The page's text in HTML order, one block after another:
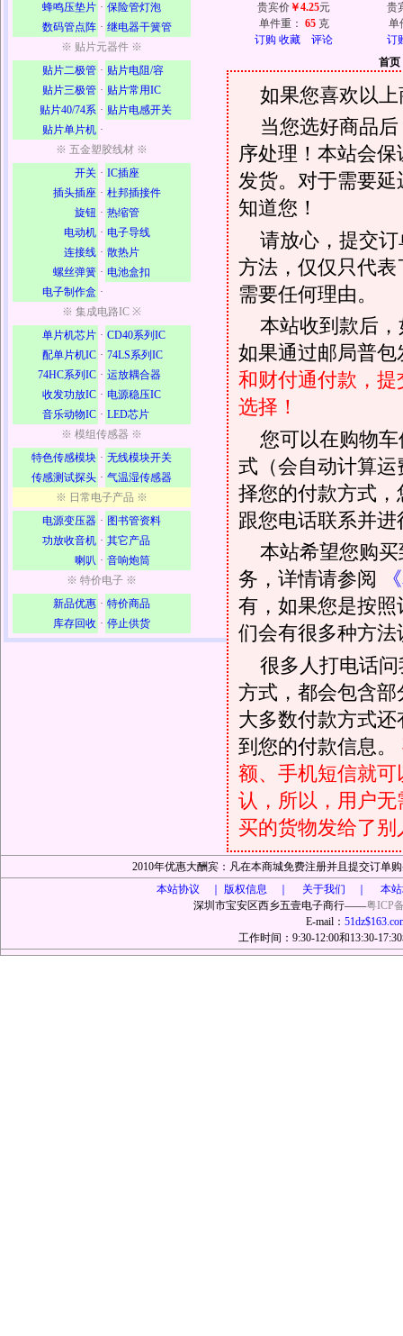
蜂鸣压垫片 · 保险管灯泡
数码管点阵 · 继电器干簧管
※ 贴片元器件 ※
贴片二极管 · 贴片电阻/容
贴片三极管 · 贴片常用IC
贴片40/74系 · 贴片电感开关
贴片单片机 ·
※ 五金塑胶线材 ※
开关 · IC插座
插头插座 · 杜邦插接件
旋钮 · 热缩管
电动机 · 电子导线
连接线 · 散热片
螺丝弹簧 · 电池盒扣
电子制作盒 ·
※ 集成电路IC ※
单片机芯片 · CD40系列IC
配单片机IC · 74LS系列IC
74HC系列IC · 运放耦合器
收发功放IC · 电源稳压IC
音乐动物IC · LED芯片
※ 模组传感器 ※
特色传感模块 · 无线模块开关
传感测试探头 · 气温湿传感器
※ 日常电子产品 ※
电源变压器 · 图书管资料
功放收音机 · 其它产品
喇叭 · 音响炮筒
※ 特价电子 ※
新品优惠 · 特价商品
库存回收 · 停止供货
贵宾价 ￥4.25元
单件重： 65 克
订购 收藏 评论
贵
单
订
首页
如果您喜欢以
当您选好商品
序处理！本站会
发货。对于需要
知道您！
请放心，提交
方法，仅仅只代
需要任何理由。
本站收到款后
如果通过邮局普包
和财付通付款，
选择！
您可以在购物
式（会自动计算
择您的付款方式
跟您电话联系并
本站希望您购
务，详情请参阅
有，如果您是按
们会有很多种方
很多人打电话
方式，都会包含
大多数付款方式
到您的付款信息。
额、手机短信就可
认，所以，用户
买的货物发给了别
2010年优惠大酬宾：凡在本商城免费注册并且提交订单
本站协议 ｜
版权信息 ｜ 关于我们 ｜ 本
深圳市宝安区西乡五壹电子商行——粤ICP
E-mail：
工作时间：9:30-12:00和13:30-